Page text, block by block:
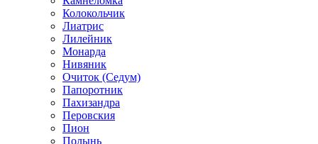
Колокольчик
Лиатрис
Лилейник
Монарда
Нивяник
Очиток (Седум)
Папоротник
Пахизандра
Перовския
Пион
Полынь